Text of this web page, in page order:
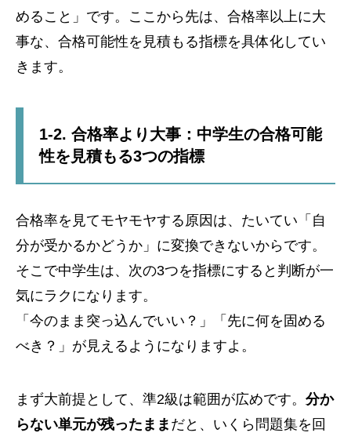
めること」です。ここから先は、合格率以上に大
事な、合格可能性を見積もる指標を具体化してい
きます。
1-2. 合格率より大事：中学生の合格可能
性を見積もる3つの指標
合格率を見てモヤモヤする原因は、たいてい「自
分が受かるかどうか」に変換できないからです。
そこで中学生は、次の3つを指標にすると判断が一
気にラクになります。
「今のまま突っ込んでいい？」「先に何を固める
べき？」が見えるようになりますよ。
まず大前提として、準2級は範囲が広めです。 分か
らない単元が残ったまま だと、いくら問題集を回